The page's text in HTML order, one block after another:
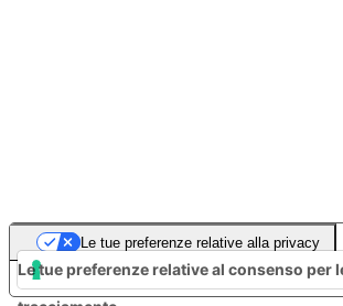
Informativa sulla raccolta
Le tue preferenze relative alla privacy
Le tue preferenze relative al consenso per